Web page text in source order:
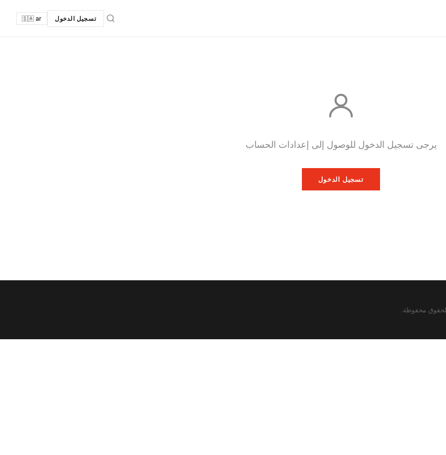
تسجيل الدخول 🇸🇦 ar
يرجى تسجيل الدخول للوصول إلى إعدادات الحساب
تسجيل الدخول